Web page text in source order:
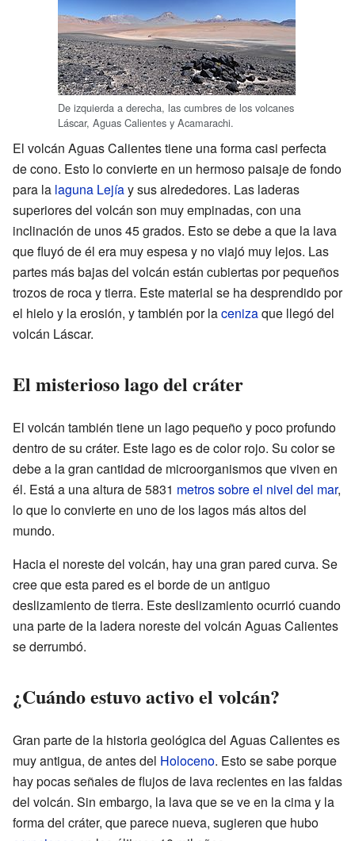
De izquierda a derecha, las cumbres de los volcanes
Láscar, Aguas Calientes y Acamarachi.
El volcán Aguas Calientes tiene una forma casi perfecta
de cono. Esto lo convierte en un hermoso paisaje de fondo
para la laguna Lejíay sus alrededores. Las laderas
superiores del volcán son muy empinadas, con una
inclinación de unos 45 grados. Esto se debe a que la lava
que fluyó de él era muy espesa y no viajó muy lejos. Las
partes más bajas del volcán están cubiertas por pequeños
trozos de roca y tierra. Este material se ha desprendido por
el hielo y la erosión, y también por lacenizaque llegó del
volcán Láscar.
El misterioso lago del cráter
El volcán también tiene un lago pequeño y poco profundo
dentro de su cráter. Este lago es de color rojo. Su color se
debe a la gran cantidad de microorganismos que viven en
él. Está a una altura de 5831 metros sobre el nivel del mar,
lo que lo convierte en uno de los lagos más altos del
mundo.
Hacia el noreste del volcán, hay una gran pared curva. Se
cree que esta pared es el borde de un antiguo
deslizamiento de tierra. Este deslizamiento ocurrió cuando
una parte de la ladera noreste del volcán Aguas Calientes
se derrumbó.
¿Cuándo estuvo activo el volcán?
Gran parte de la historia geológica del Aguas Calientes es
muy antigua, de antes del Holoceno. Esto se sabe porque
hay pocas señales de flujos de lava recientes en las faldas
del volcán. Sin embargo, la lava que se ve en la cima y la
forma del cráter, que parece nueva, sugieren que hubo